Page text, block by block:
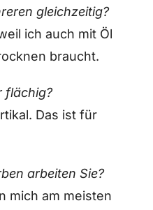
gleichzeitig?
ich auch mit Öl
braucht.
flächig?
Das ist für
arbeiten Sie?
mich am meisten